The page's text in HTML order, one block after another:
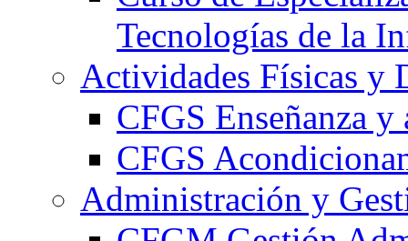
Tecnologías de la
Actividades Físicas y
CFGS Enseñanza
CFGS
Administración y